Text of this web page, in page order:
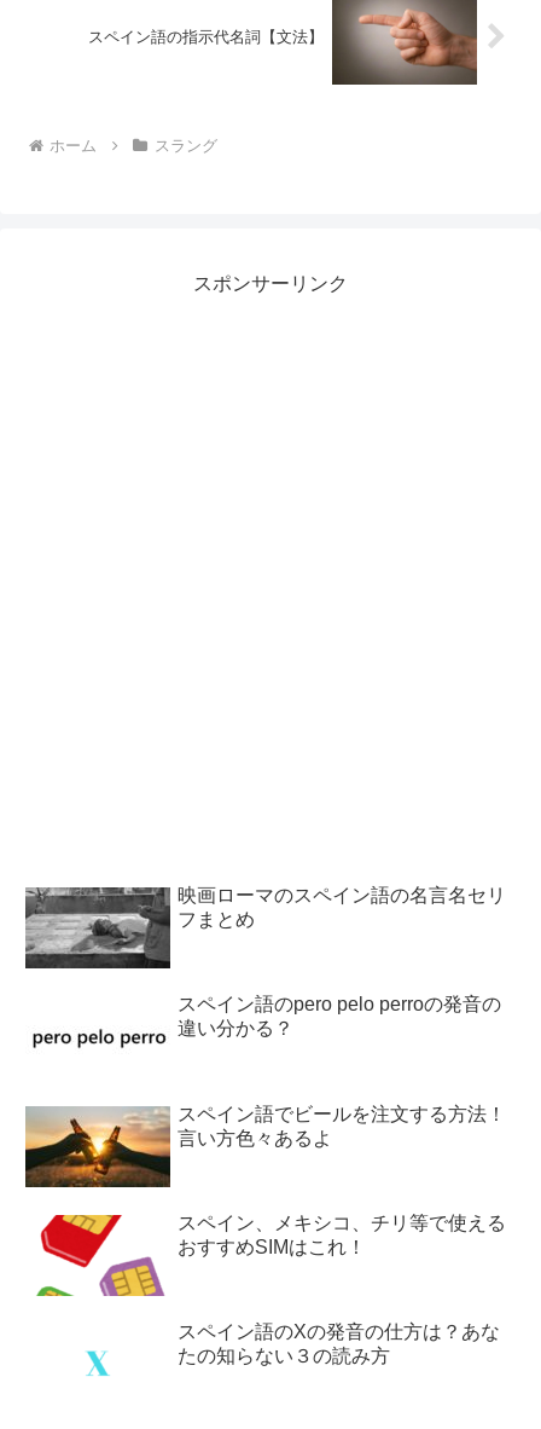
スペイン語の指示代名詞【文法】
ホーム スラング
スポンサーリンク
映画ローマのスペイン語の名言名セリ
フまとめ
スペイン語のpero pelo perroの発音の
違い分かる？
スペイン語でビールを注文する方法！
言い方色々あるよ
スペイン、メキシコ、チリ等で使える
おすすめSIMはこれ！
スペイン語のXの発音の仕方は？あな
たの知らない３の読み方